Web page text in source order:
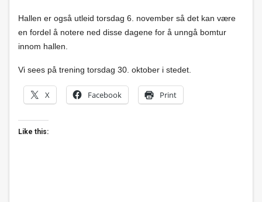
Hallen er også utleid torsdag 6. november så det kan være
en fordel å notere ned disse dagene for å unngå bomtur
innom hallen.
Vi sees på trening torsdag 30. oktober i stedet.
X Facebook Print
Like this: